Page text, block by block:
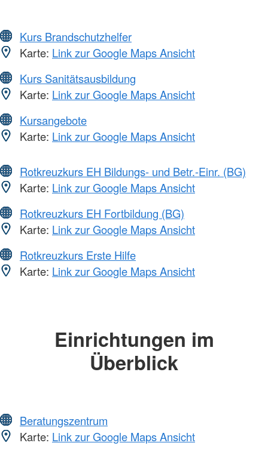
Kurs Brandschutzhelfer
Karte: Link zur Google Maps Ansicht
Kurs Sanitätsausbildung
Karte: Link zur Google Maps Ansicht
Kursangebote
Karte: Link zur Google Maps Ansicht
Rotkreuzkurs EH Bildungs- und Betr.-Einr. (BG)
Karte: Link zur Google Maps Ansicht
Rotkreuzkurs EH Fortbildung (BG)
Karte: Link zur Google Maps Ansicht
Rotkreuzkurs Erste Hilfe
Karte: Link zur Google Maps Ansicht
Einrichtungen im
Überblick
Beratungszentrum
Karte: Link zur Google Maps Ansicht